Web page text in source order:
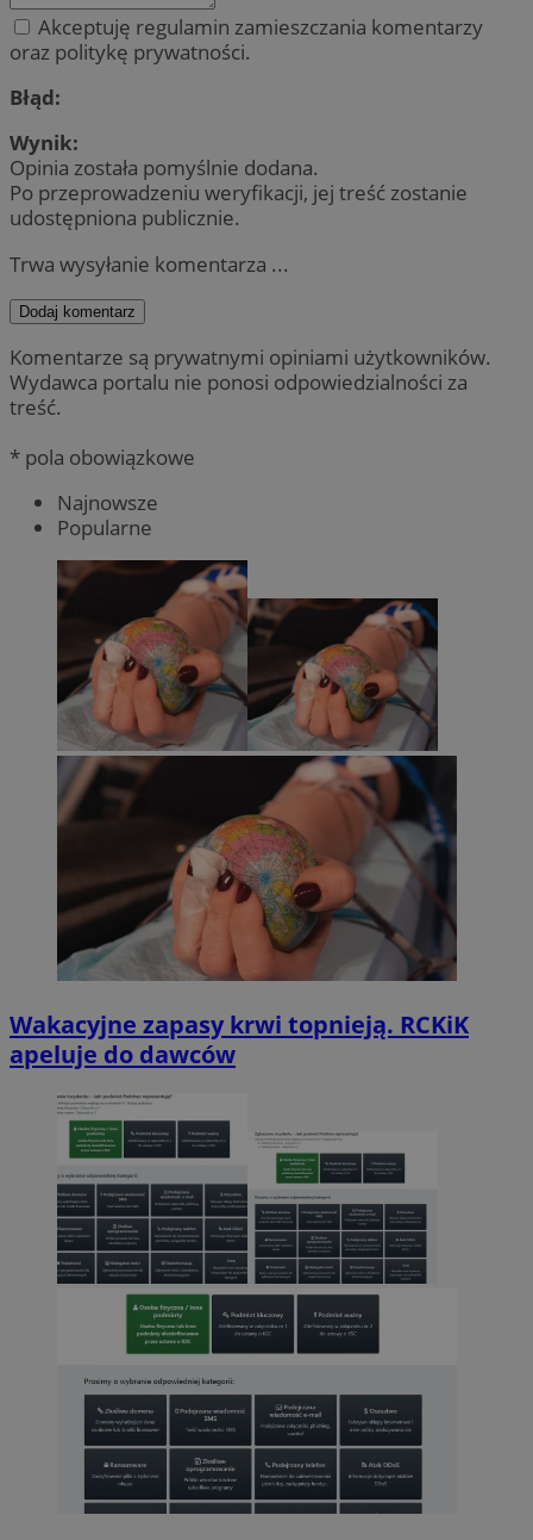
Akceptuję regulamin zamieszczania komentarzy
oraz politykę prywatności.
Błąd:
Wynik:
Opinia została pomyślnie dodana.
Po przeprowadzeniu weryfikacji, jej treść zostanie
udostępniona publicznie.
Trwa wysyłanie komentarza ...
Dodaj komentarz
Komentarze są prywatnymi opiniami użytkowników.
Wydawca portalu nie ponosi odpowiedzialności za
treść.
* pola obowiązkowe
Najnowsze
Popularne
Wakacyjne zapasy krwi topnieją. RCKiK
apeluje do dawców